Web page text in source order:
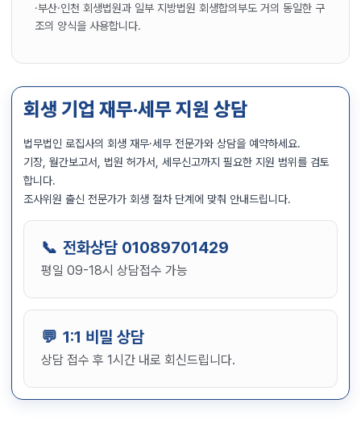
·부산·인천 회생법원과 일부 지방법원 회생합의부도 거의 동일한 구
조의 양식을 사용합니다.
회생 기업 재무·세무 지원 상담
법무법인 로집사의 회생 재무·세무 전문가와 상담을 예약하세요.
기장, 월간보고서, 법원 허가서, 세무신고까지 필요한 지원 범위를 검토
합니다.
조사위원 출신 전문가가 회생 절차 단계에 맞춰 안내드립니다.
전화상담 01089701429
평일 09-18시 상담접수 가능
1:1 비밀 상담
상담 접수 후 1시간 내로 회신드립니다.